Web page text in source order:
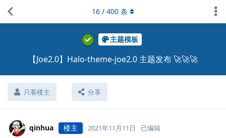
主题模板
【Joe2.0】Halo-theme-joe2.0 主题发布 🚀🚀🚀
只看楼主 分享
16 / 400 条
qinhua 楼主 2021年11月11日 已编辑